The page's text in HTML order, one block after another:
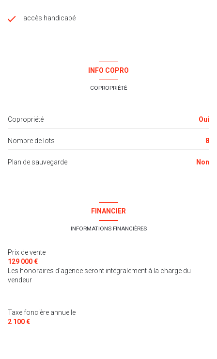
accès handicapé
INFO COPRO
COPROPRIÉTÉ
Copropriété Oui
Nombre de lots 8
Plan de sauvegarde Non
FINANCIER
INFORMATIONS FINANCIÈRES
Prix de vente
129 000 €
Les honoraires d'agence seront intégralement à la charge du
vendeur
Taxe foncière annuelle
2 100 €